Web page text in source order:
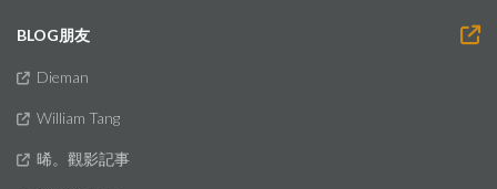
BLOG朋友
Dieman
William Tang
晞。觀影記事